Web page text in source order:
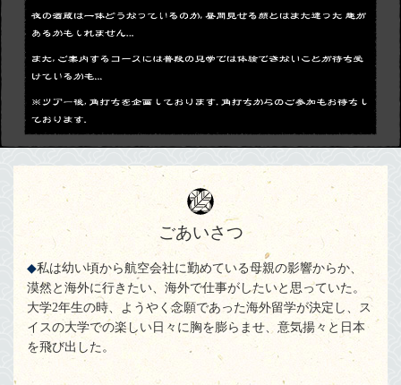
ごあいさつ
私は幼い頃から航空会社に勤めている母親の影響からか、
漠然と海外に行きたい、海外で仕事がしたいと思っていた。
大学2年生の時、ようやく念願であった海外留学が決定し、ス
イスの大学での楽しい日々に胸を膨らませ、意気揚々と日本
を飛び出した。